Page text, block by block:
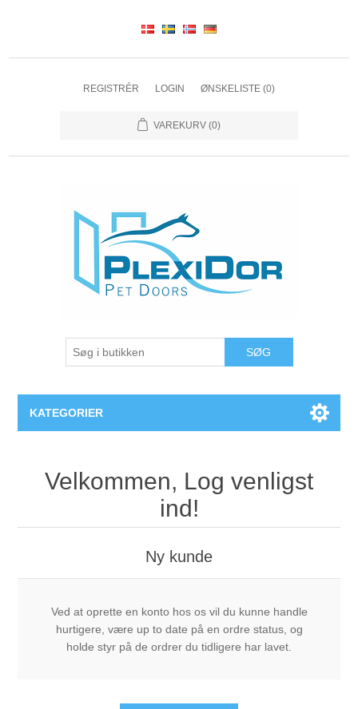
REGISTRÉR LOGIN ØNSKELISTE (0)
VAREKURV (0)
SØG
KATEGORIER
Velkommen, Log venligst
ind!
Ny kunde
Ved at oprette en konto hos os vil du kunne handle
hurtigere, være up to date på en ordre status, og
holde styr på de ordrer du tidligere har lavet.